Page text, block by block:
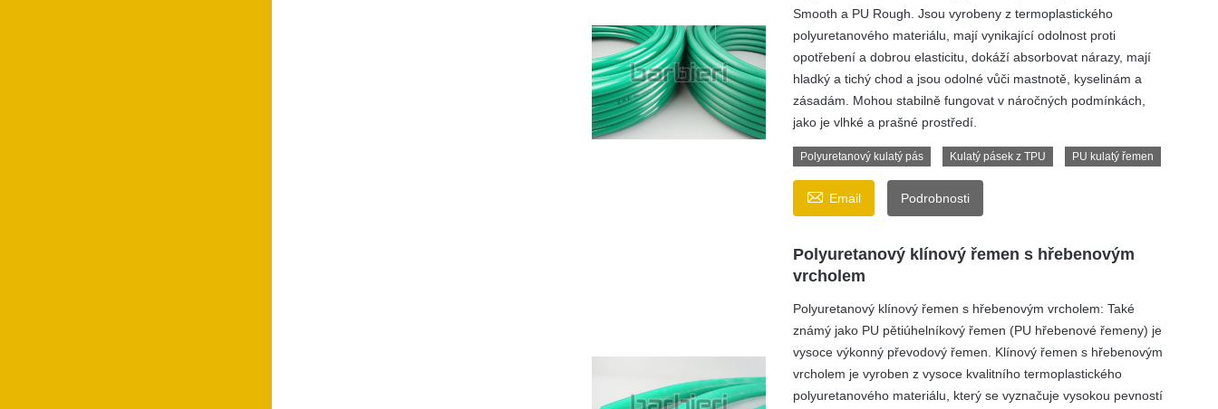
Smooth a PU Rough. Jsou vyrobeny z termoplastického
polyuretanového materiálu, mají vynikající odolnost proti
opotřebení a dobrou elasticitu, dokáží absorbovat nárazy, mají
hladký a tichý chod a jsou odolné vůči mastnotě, kyselinám a
zásadám. Mohou stabilně fungovat v náročných podmínkách,
jako je vlhké a prašné prostředí.
Polyuretanový kulatý pás Kulatý pásek z TPU PU kulatý řemen
 Email Podrobnosti
Polyuretanový klínový řemen s hřebenovým
vrcholem
Polyuretanový klínový řemen s hřebenovým vrcholem: Také
známý jako PU pětiúhelníkový řemen (PU hřebenové řemeny) je
vysoce výkonný převodový řemen. Klínový řemen s hřebenovým
vrcholem je vyroben z vysoce kvalitního termoplastického
polyuretanového materiálu, který se vyznačuje vysokou pevností